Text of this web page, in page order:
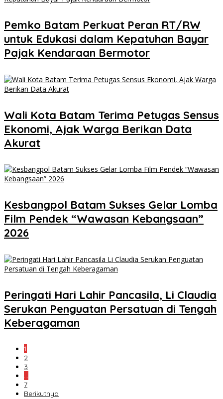
Pemko Batam Perkuat Peran RT/RW
untuk Edukasi dalam Kepatuhan Bayar
Pajak Kendaraan Bermotor
Wali Kota Batam Terima Petugas Sensus
Ekonomi, Ajak Warga Berikan Data
Akurat
Kesbangpol Batam Sukses Gelar Lomba
Film Pendek “Wawasan Kebangsaan”
2026
Peringati Hari Lahir Pancasila, Li Claudia
Serukan Penguatan Persatuan di Tengah
Keberagaman
1
2
3
…
7
Berikutnya